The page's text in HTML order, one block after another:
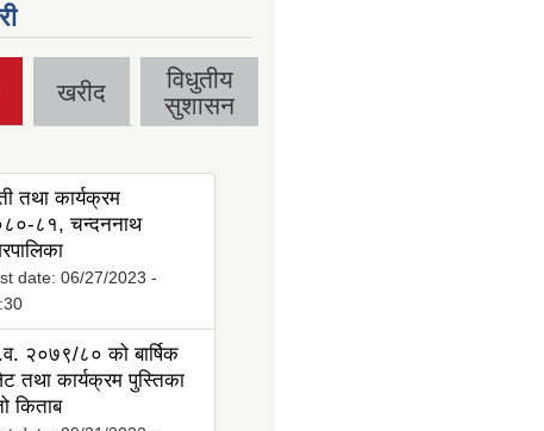
खरीद
विधुतीय
सुशासन
तथा कार्यक्रम
८१, चन्दननाथ
date: 06/27/2023 -
२०७९/८० को बार्षिक
तथा कार्यक्रम पुस्तिका
किताब